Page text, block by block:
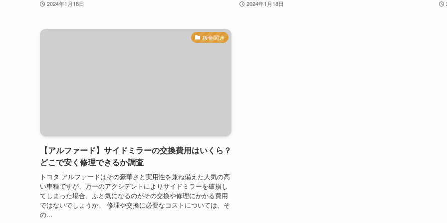
2024年1月18日 2024年1月18日
板金関連
【アルファード】サイドミラーの交換費用はいくら？
どこで安く修理できるか調査
トヨタ アルファードはその豪華さと実用性を兼ね備えた人気の高
い車種ですが、万一のアクシデントによりサイドミラーを破損し
てしまった場合、ふと気になるのがその交換や修理にかかる費用
ではないでしょうか。 修理や交換に必要なコストについては、そ
の...